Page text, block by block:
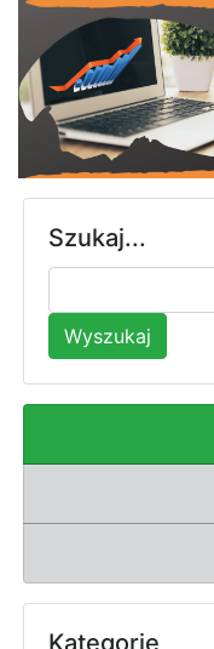
Szukaj...
Wyszukaj
Kategorie